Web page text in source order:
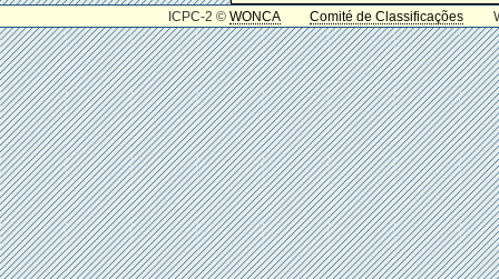
ICPC-2 ©WONCA Comité de Classificações